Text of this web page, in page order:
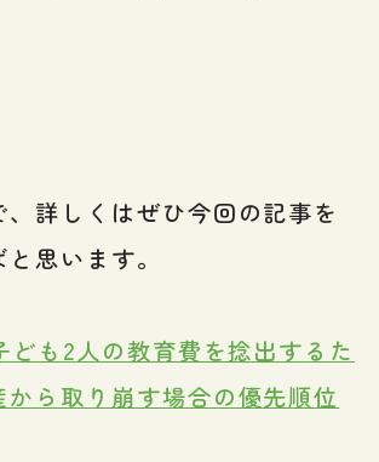
、詳しくはぜひ今回の記事を
思います。
ども2人の教育費を捻出するた
から取り崩す場合の優先順位